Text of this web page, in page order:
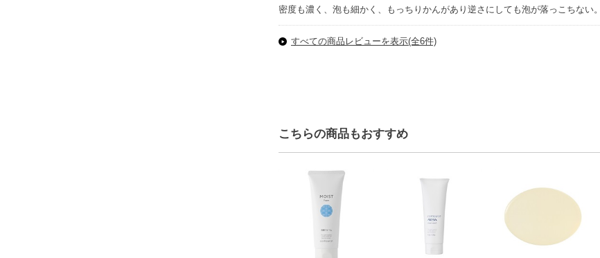
密度も濃く、泡も細かく、もっちりかんがあり逆さにしても泡が落っこちない
すべての商品レビューを表示(全6件)
こちらの商品もおすすめ